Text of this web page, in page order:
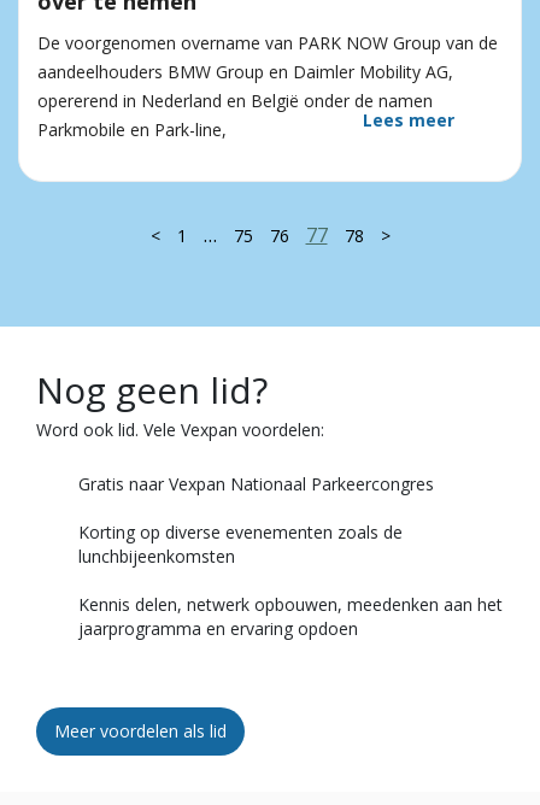
De voorgenomen overname van PARK NOW Group van de
aandeelhouders BMW Group en Daimler Mobility AG,
opererend in Nederland en België onder de namen
Parkmobile en Park-line,
Lees meer
< 1 … 75 76 77 78 >
Nog geen lid?
Word ook lid. Vele Vexpan voordelen:
Gratis naar Vexpan Nationaal Parkeercongres
Korting op diverse evenementen zoals de
lunchbijeenkomsten
Kennis delen, netwerk opbouwen, meedenken aan het
jaarprogramma en ervaring opdoen
Meer voordelen als lid